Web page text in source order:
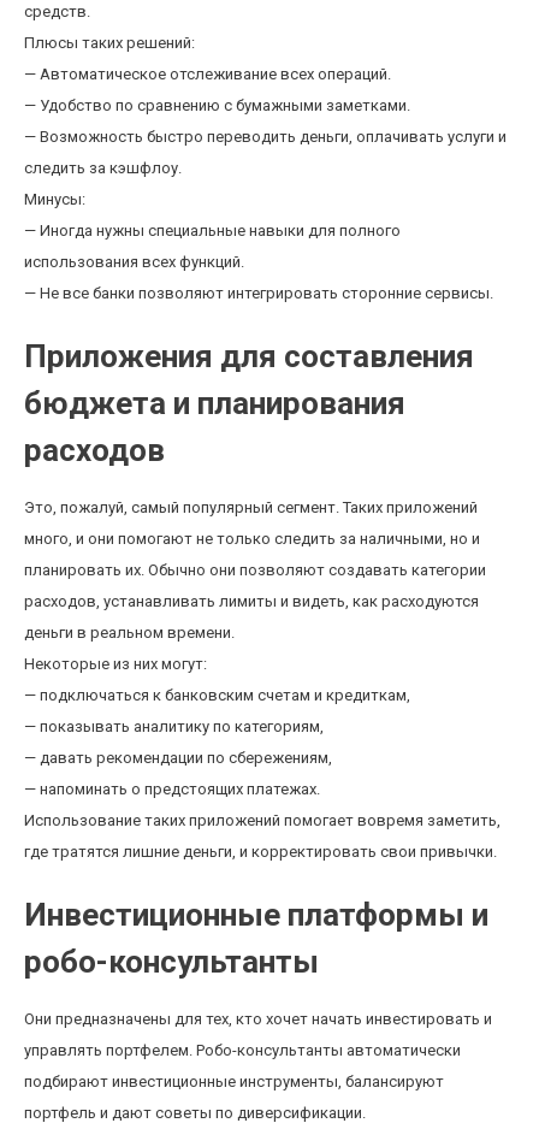
средств.
Плюсы таких решений:
— Автоматическое отслеживание всех операций.
— Удобство по сравнению с бумажными заметками.
— Возможность быстро переводить деньги, оплачивать услуги и
следить за кэшфлоу.
Минусы:
— Иногда нужны специальные навыки для полного
использования всех функций.
— Не все банки позволяют интегрировать сторонние сервисы.
Приложения для составления
бюджета и планирования
расходов
Это, пожалуй, самый популярный сегмент. Таких приложений
много, и они помогают не только следить за наличными, но и
планировать их. Обычно они позволяют создавать категории
расходов, устанавливать лимиты и видеть, как расходуются
деньги в реальном времени.
Некоторые из них могут:
— подключаться к банковским счетам и кредиткам,
— показывать аналитику по категориям,
— давать рекомендации по сбережениям,
— напоминать о предстоящих платежах.
Использование таких приложений помогает вовремя заметить,
где тратятся лишние деньги, и корректировать свои привычки.
Инвестиционные платформы и
робо-консультанты
Они предназначены для тех, кто хочет начать инвестировать и
управлять портфелем. Робо-консультанты автоматически
подбирают инвестиционные инструменты, балансируют
портфель и дают советы по диверсификации.